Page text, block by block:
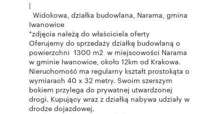
|
Widokowa, działka budowlana, Narama, gmina
Iwanowice
*zdjęcia należą do właściciela oferty
Oferujemy do sprzedaży działkę budowlaną o
powierzchni 1300 m2 w miejscowości Narama
w gminie Iwanowice, około 12km od Krakowa.
Nieruchomość ma regularny kształt prostokąta o
wymiarach 40 x 32 metry. Swoim szerszym
bokiem przylega do prywatnej utwardzonej
drogi. Kupujący wraz z działką nabywa udziały w
drodze dojazdowej.